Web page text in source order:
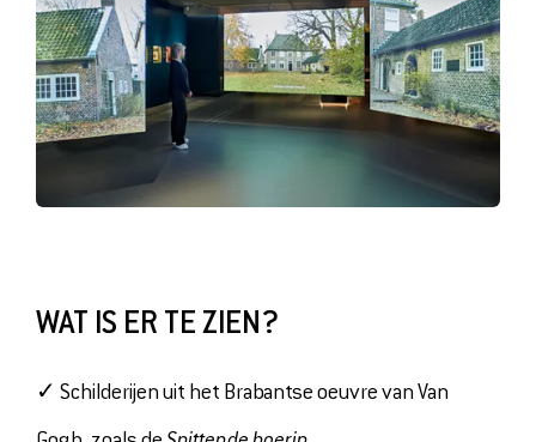
WAT IS ER TE ZIEN?
✓ Schilderijen uit het Brabantse oeuvre van Van